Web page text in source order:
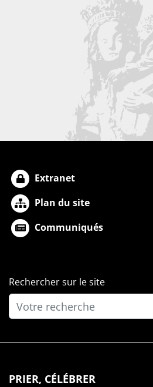
Extranet
Plan du site
Communiqués
Rechercher sur le site
PRIER, CÉLÉBRER